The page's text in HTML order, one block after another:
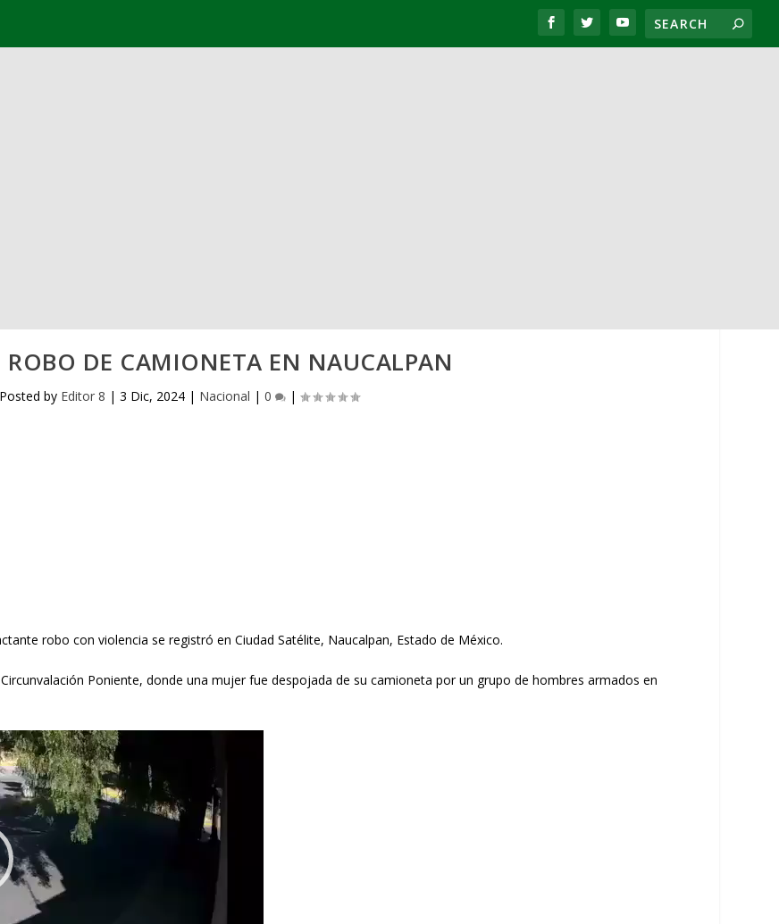
ROBO DE CAMIONETA EN NAUCALPAN
Posted by Editor 8 | 3 Dic, 2024| Nacional | 0 |
robo con violencia se registró en Ciudad Satélite, Naucalpan, Estado de México.
Poniente, donde una mujer fue despojada de su camioneta por un grupo de hombres armados en